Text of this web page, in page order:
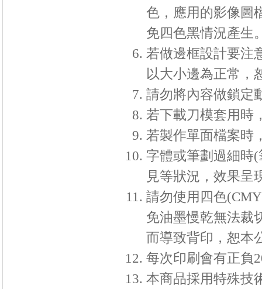
色，應用的影像圖
免四色黑情況產生
若做邊框設計要注
以大小邊為正常
請勿將內容做鎖定
若下載刀模套用時
若製作單面檔案時
字體或筆劃過細時(
見等狀況，效果呈
請勿使用四色
免油墨慢乾無法裁
而導致背印，恕本
每次印刷會有正負
本商品採用特殊技